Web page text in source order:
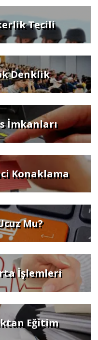
Tecili
Denklik
İmkanları
Konaklama
Mu?
İşlemleri
Eğitim